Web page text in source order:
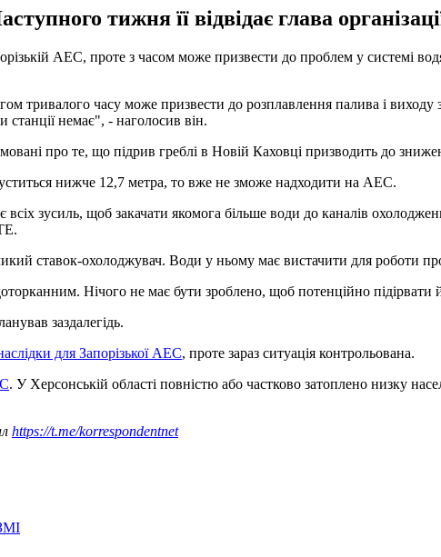
тижня її відвідає глава
АЕС, проте з часом може призвести до проблем у системі
тривалого часу може призвести до розплавлення палива і виходу
станції немає", - наголосив він.
про те, що підрив греблі в Новій Каховці призводить до
нижче 12,7 метра, то вже не зможе надходити на АЕС.
зусиль, щоб закачати якомога більше води до каналів
ставок-охолоджувач. Води у ньому має вистачити для роботи
Нічого не має бути зроблено, щоб потенційно підірвати
заздалегідь.
для Запорізької АЕС, проте зараз ситуація контрольована.
. У Херсонській області повністю або частково затоплено низку
https://t.me/korrespondentnet